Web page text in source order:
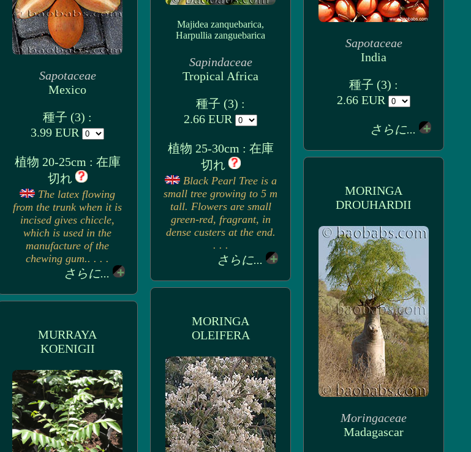
Majidea zanquebarica,
Harpullia zanguebarica
Sapindaceae
Tropical Africa
種子 (3) :
2.66 EUR
植物 25-30cm : 在庫
切れ
Black Pearl Tree is a
small tree growing to 5 m
tall. Flowers are small
green-red, fragrant, in
dense custers at the end.
. . .
さらに...
Sapotaceae
Mexico
種子 (3) :
3.99 EUR
植物 20-25cm : 在庫
切れ
The latex flowing
from the trunk when it is
incised gives chiccle,
which is used in the
manufacture of the
chewing gum.. . . .
さらに...
Sapotaceae
India
種子 (3) :
2.66 EUR
さらに...
MORINGA
DROUHARDII
Moringaceae
Madagascar
MORINGA
OLEIFERA
MURRAYA
KOENIGII